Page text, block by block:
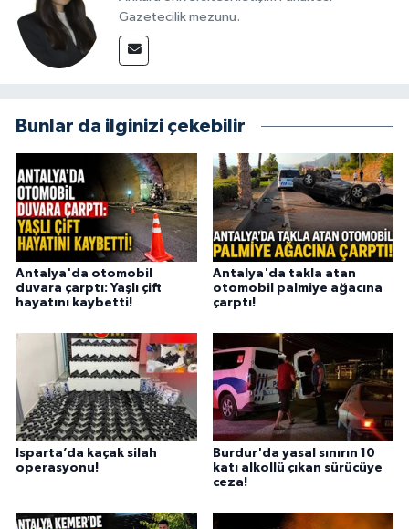
Gazetecilik mezunu.
Bunlar da ilginizi çekebilir
Antalya'da otomobil
duvara çarptı: Yaşlı çift
hayatını kaybetti!
Antalya'da takla atan
otomobil palmiye ağacına
çarptı!
Isparta’da kaçak silah
operasyonu!
Burdur'da yasal sınırın 10
katı alkollü çıkan sürücüye
ceza!